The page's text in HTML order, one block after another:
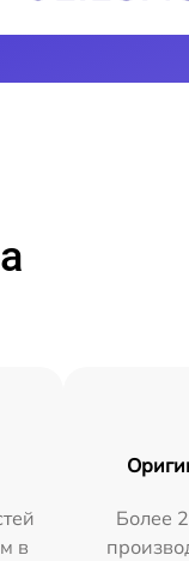
в
Более